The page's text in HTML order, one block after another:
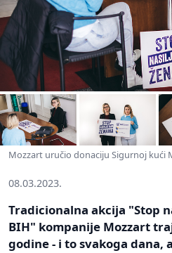
Mozzart uručio donaciju Sigurnoj kući
08.03.2023.
Tradicionalna akcija "Stop
BIH" kompanije Mozzart
godine - i to svakoga dana,